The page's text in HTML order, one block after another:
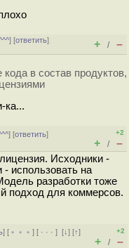
] [ответить]
+ / –
в состав продуктов,
ка...
] [ответить]
+2
+ / –
Исходники -
использовать на
разработки тоже
подход для коммерсов.
] [ ﹢﹢﹢] [ · · ·][↓] [↑]
+2
+ / –